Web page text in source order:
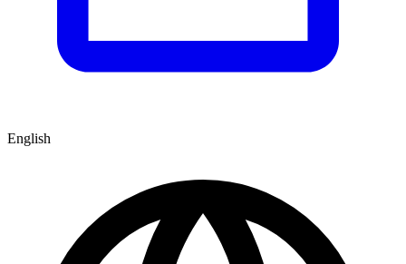
English